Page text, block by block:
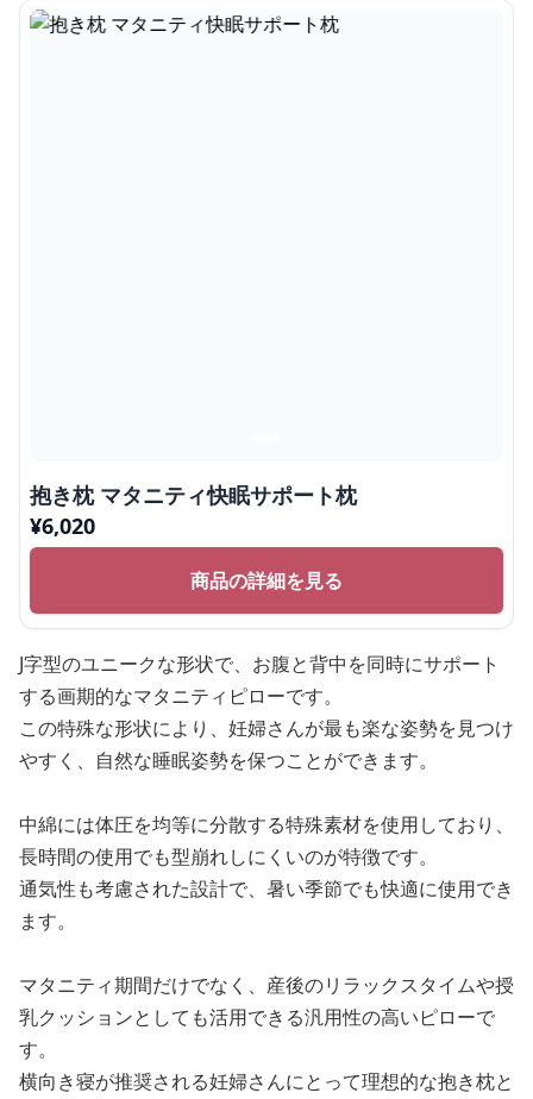
抱き枕 マタニティ快眠サポート枕
¥6,020
商品の詳細を見る
J字型のユニークな形状で、お腹と背中を同時にサポート
する画期的なマタニティピローです。
この特殊な形状により、妊婦さんが最も楽な姿勢を見つけ
やすく、自然な睡眠姿勢を保つことができます。
中綿には体圧を均等に分散する特殊素材を使用しており、
長時間の使用でも型崩れしにくいのが特徴です。
通気性も考慮された設計で、暑い季節でも快適に使用でき
ます。
マタニティ期間だけでなく、産後のリラックスタイムや授
乳クッションとしても活用できる汎用性の高いピローで
す。
横向き寝が推奨される妊婦さんにとって理想的な抱き枕と